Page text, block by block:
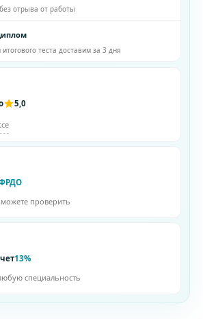
отрыва от работы
теста доставим за 3 дня
5,0
проверить
13%
специальность